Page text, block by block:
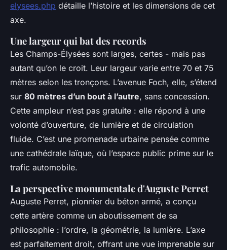
elysees.php détaille l’histoire et les dimensions de cet
axe.
Une largeur qui bat des records
Les Champs-Élysées sont larges, certes - mais pas
autant qu’on le croit. Leur largeur varie entre 70 et 75
mètres selon les tronçons. L’avenue Foch, elle, s’étend
sur 80 mètres d’un bout à l’autre, sans concession.
Cette ampleur n’est pas gratuite : elle répond à une
volonté d’ouverture, de lumière et de circulation
fluide. C’est une promenade urbaine pensée comme
une cathédrale laïque, où l’espace public prime sur le
trafic automobile.
La perspective monumentale d'Auguste Perret
Auguste Perret, pionnier du béton armé, a conçu
cette artère comme un aboutissement de sa
philosophie : l’ordre, la géométrie, la lumière. L’axe
est parfaitement droit, offrant une vue imprenable sur